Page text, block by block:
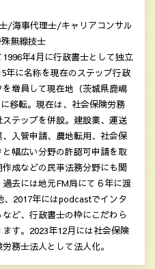
/海事代理士/キャリアコンサル
無線技士
年4月に行政書士として独立
年に名称を現在のステップ行政
増員して現在地（茨城県鹿嶋
移転。現在は、社会保険労務
テップを併設。建設業、運送
入管申請、農地転用、社会保
幅広い分野の許認可申請を取
成などの民亊法務分野にも関
去には地元FM局にて６年に渡
、2017年にはpodcastでインタ
ど、行政書士の枠にこだわら
す。2023年12月には社会保険
務士法人として法人化。